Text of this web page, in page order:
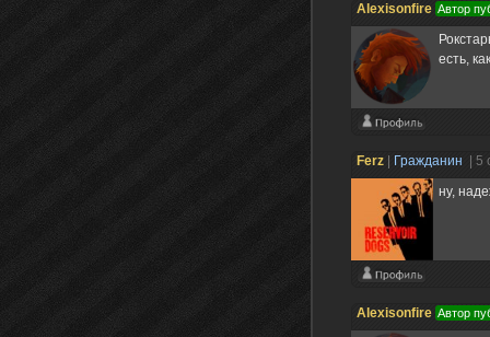
Alexisonfire Автор
есть,
Ferz Гражданин
|
ну,
Alexisonfire Автор